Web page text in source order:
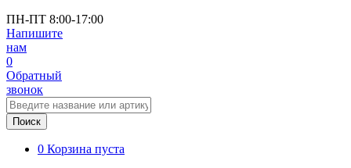
ПН-ПТ 8:00-17:00
Напишите
нам
0
Обратный
звонок
Поиск
0 Корзина пуста